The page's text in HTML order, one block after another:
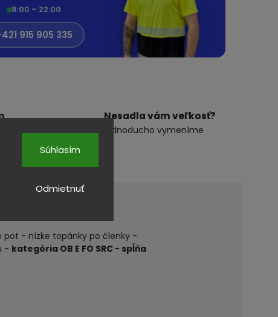
Odmietnuť
Súhlasím
8:00 – 22:00
915 905 335
hodin
Nesadla vám veľkosť?
jednoducho vymeníme
pot - nízke topánky po členky -
- kategória OB E FO SRC - spĺňa